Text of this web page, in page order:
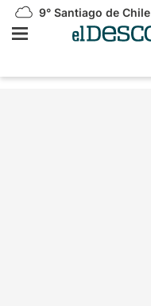
9° Santiago de Chile